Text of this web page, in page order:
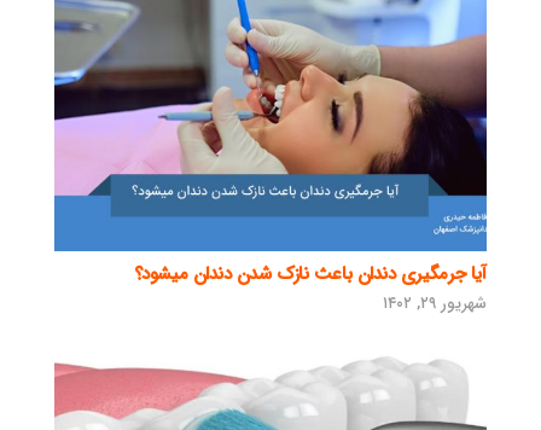
آیا جرمگیری دندان باعث نازک شدن دندان میشود؟
شهریور ۲۹, ۱۴۰۲